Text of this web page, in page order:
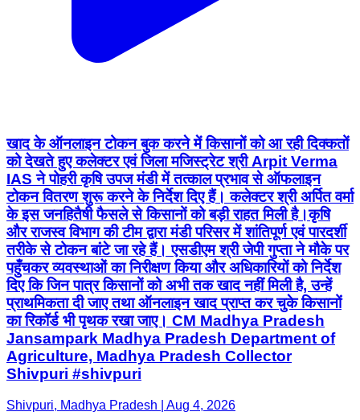
खाद के ऑनलाइन टोकन बुक करने में किसानों को आ रही दिक्कतों
को देखते हुए कलेक्टर एवं जिला मजिस्ट्रेट श्री Arpit Verma
IAS ने पोहरी कृषि उपज मंडी में तत्काल प्रभाव से ऑफलाइन
टोकन वितरण शुरू करने के निर्देश दिए हैं। कलेक्टर श्री अर्पित वर्मा
के इस जनहितैषी फैसले से किसानों को बड़ी राहत मिली है। ​कृषि
और राजस्व विभाग की टीम द्वारा मंडी परिसर में शांतिपूर्ण एवं पारदर्शी
तरीके से टोकन बांटे जा रहे हैं। एसडीएम श्री जेपी गुप्ता ने मौके पर
पहुँचकर व्यवस्थाओं का निरीक्षण किया और अधिकारियों को निर्देश
दिए कि जिन पात्र किसानों को अभी तक खाद नहीं मिली है, उन्हें
प्राथमिकता दी जाए तथा ऑनलाइन खाद प्राप्त कर चुके किसानों
का रिकॉर्ड भी पृथक रखा जाए। CM Madhya Pradesh
Jansampark Madhya Pradesh Department of
Agriculture, Madhya Pradesh Collector
Shivpuri #shivpuri
Shivpuri, Madhya Pradesh | Aug 4, 2026